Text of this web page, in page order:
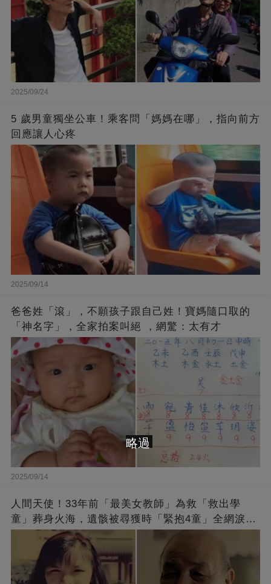
2025/09/24
5 歲男童獨坐公車！乘客問「媽媽在哪」，指向前方
回應讓人心疼
2025/09/14
爸爸姓「滾」，不願孩子跟自己姓！寶媽隨口取的
「神名字」，全家拍案叫絕 ，網驚：太有才
2025/09/14
人間天使！33年前「最美女教師」為救「救出學
童」葬身火海，遺骸被尋獲時「緊抱4童」全網淚
崩：真正的英雄不該被遺忘
略過